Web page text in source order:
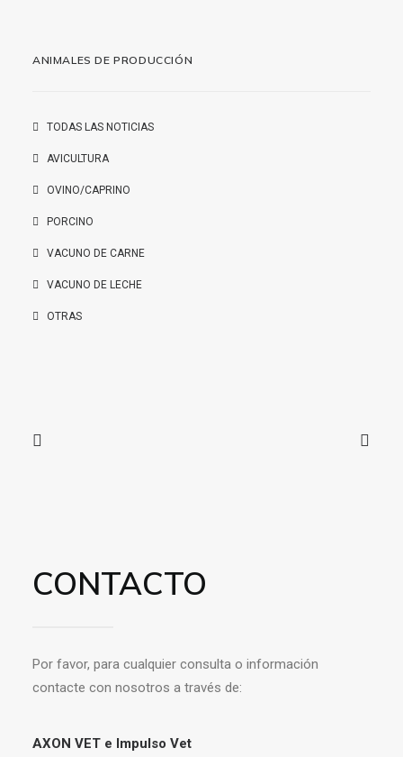
ANIMALES DE PRODUCCIÓN
TODAS LAS NOTICIAS
AVICULTURA
OVINO/CAPRINO
PORCINO
VACUNO DE CARNE
VACUNO DE LECHE
OTRAS
CONTACTO
Por favor, para cualquier consulta o información
contacte con nosotros a través de:
AXON VET e Impulso Vet